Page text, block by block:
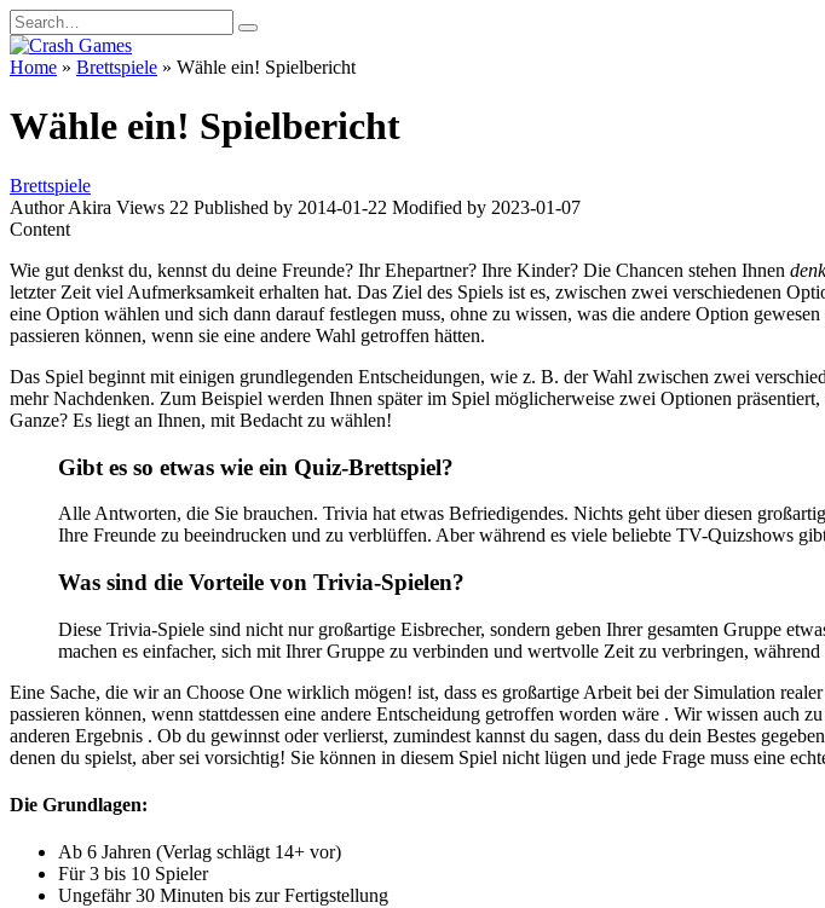
Skip
to
content
Search
for:
Home » Brettspiele » Wähle ein! Spielbericht
Wähle ein! Spielbericht
Brettspiele
Author Akira Views 22 Published by 2014-01-22 Modified by 2023-01-07
Content
Wie gut denkst du, kennst du deine Freunde? Ihr Ehepartner? Ihre Kinder? Die Chancen stehen Ihnen
letzter Zeit viel Aufmerksamkeit erhalten hat. Das Ziel des Spiels ist es, zwischen zwei verschiedenen
eine Option wählen und sich dann darauf festlegen muss, ohne zu wissen, was die andere Option
passieren können, wenn sie eine andere Wahl getroffen hätten.
Das Spiel beginnt mit einigen grundlegenden Entscheidungen, wie z. B. der Wahl zwischen zwei
mehr Nachdenken. Zum Beispiel werden Ihnen später im Spiel möglicherweise zwei Optionen
Ganze? Es liegt an Ihnen, mit Bedacht zu wählen!
Gibt es so etwas wie ein Quiz-Brettspiel?
Alle Antworten, die Sie brauchen. Trivia hat etwas Befriedigendes. Nichts geht über diesen
Ihre Freunde zu beeindrucken und zu verblüffen. Aber während es viele beliebte TV-Quizshows
Was sind die Vorteile von Trivia-Spielen?
Diese Trivia-Spiele sind nicht nur großartige Eisbrecher, sondern geben Ihrer gesamten Gruppe
machen es einfacher, sich mit Ihrer Gruppe zu verbinden und wertvolle Zeit zu verbringen,
Eine Sache, die wir an Choose One wirklich mögen! ist, dass es großartige Arbeit bei der Simulation
passieren können, wenn stattdessen eine andere Entscheidung getroffen worden wäre . Wir wissen auch
anderen Ergebnis . Ob du gewinnst oder verlierst, zumindest kannst du sagen, dass du dein Bestes
denen du spielst, aber sei vorsichtig! Sie können in diesem Spiel nicht lügen und jede Frage muss eine
Die Grundlagen:
Ab 6 Jahren (Verlag schlägt 14+ vor)
Für 3 bis 10 Spieler
Ungefähr 30 Minuten bis zur Fertigstellung